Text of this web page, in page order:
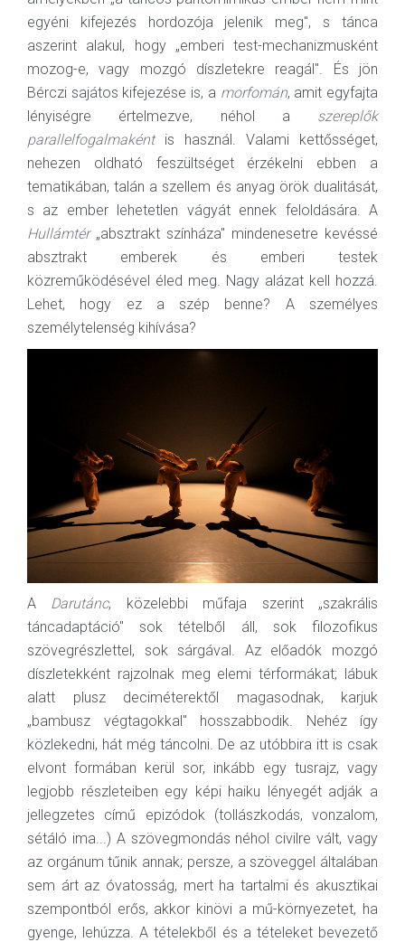
egyéni kifejezés hordozója jelenik meg", s tánca
aszerint alakul, hogy „emberi test-mechanizmusként
mozog-e, vagy mozgó díszletekre reagál". És jön
Bérczi sajátos kifejezése is, a morfomán, amit egyfajta
lényiségre értelmezve, néhol a szereplők
parallelfogalmakéntis használ. Valami kettősséget,
nehezen oldható feszültséget érzékelni ebben a
tematikában, talán a szellem és anyag örök dualitását,
s az ember lehetetlen vágyát ennek feloldására. A
Hullámtér„absztrakt színháza" mindenesetre kevéssé
absztrakt emberek és emberi testek
közreműködésével éled meg. Nagy alázat kell hozzá.
Lehet, hogy ez a szép benne? A személyes
személytelenség kihívása?
A Darutánc, közelebbi műfaja szerint „szakrális
táncadaptáció" sok tételből áll, sok filozofikus
szövegrészlettel, sok sárgával. Az előadók mozgó
díszletekként rajzolnak meg elemi térformákat; lábuk
alatt plusz deciméterektől magasodnak, karjuk
„bambusz végtagokkal" hosszabbodik. Nehéz így
közlekedni, hát még táncolni. De az utóbbira itt is csak
elvont formában kerül sor, inkább egy tusrajz, vagy
legjobb részleteiben egy képi haiku lényegét adják a
jellegzetes című epizódok (tollászkodás, vonzalom,
sétáló ima...) A szövegmondás néhol civilre vált, vagy
az orgánum tűnik annak; persze, a szöveggel általában
sem árt az óvatosság, mert ha tartalmi és akusztikai
szempontból erős, akkor kinövi a mű-környezetet, ha
gyenge, lehúzza. A tételekből és a tételeket bevezető